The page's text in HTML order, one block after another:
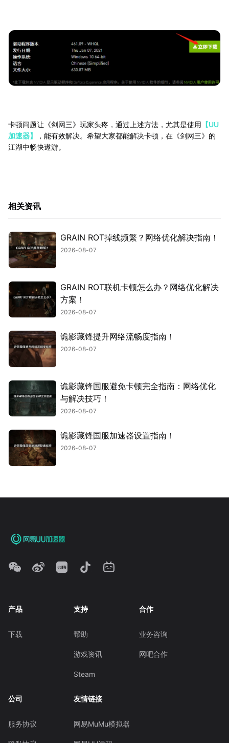
卡顿问题让《剑网三》玩家头疼，通过上述方法，尤其是使用 【UU
加速器】
，能有效解决。希望大家都能解决卡顿，在《剑网三》的
江湖中畅快遨游。
相关资讯
GRAIN ROT掉线频繁？网络优化解决指南！
2026-08-07
GRAIN ROT联机卡顿怎么办？网络优化解决
方案！
2026-08-07
诡影藏锋提升网络流畅度指南！
2026-08-07
诡影藏锋国服避免卡顿完全指南：网络优化
与解决技巧！
2026-08-07
诡影藏锋国服加速器设置指南！
2026-08-07
产品
下载
支持
帮助
游戏资讯
Steam
合作
业务咨询
网吧合作
公司
服务协议
友情链接
网易MuMu模拟器